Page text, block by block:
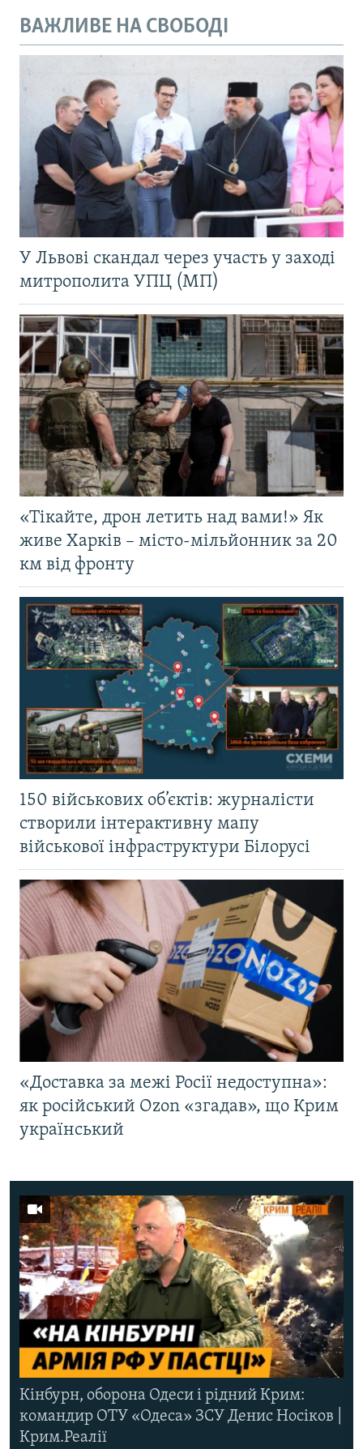
ВАЖЛИВЕ НА СВОБОДІ
У Львові скандал через участь у заході
митрополита УПЦ (МП)
«Тікайте, дрон летить над вами!» Як
живе Харків – місто-мільйонник за 20
км від фронту
150 військових об’єктів: журналісти
створили інтерактивну мапу
військової інфраструктури Білорусі
«Доставка за межі Росії недоступна»:
як російський Ozon «згадав», що Крим
український
Кінбурн, оборона Одеси і рідний Крим:
командир ОТУ «Одеса» ЗСУ Денис Носіков |
Крим.Реалії